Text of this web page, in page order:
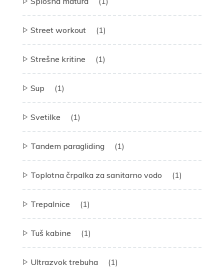
Street workout (1)
Strešne kritine (1)
Sup (1)
Svetilke (1)
Tandem paragliding (1)
Toplotna črpalka za sanitarno vodo (1)
Trepalnice (1)
Tuš kabine (1)
Ultrazvok trebuha (1)